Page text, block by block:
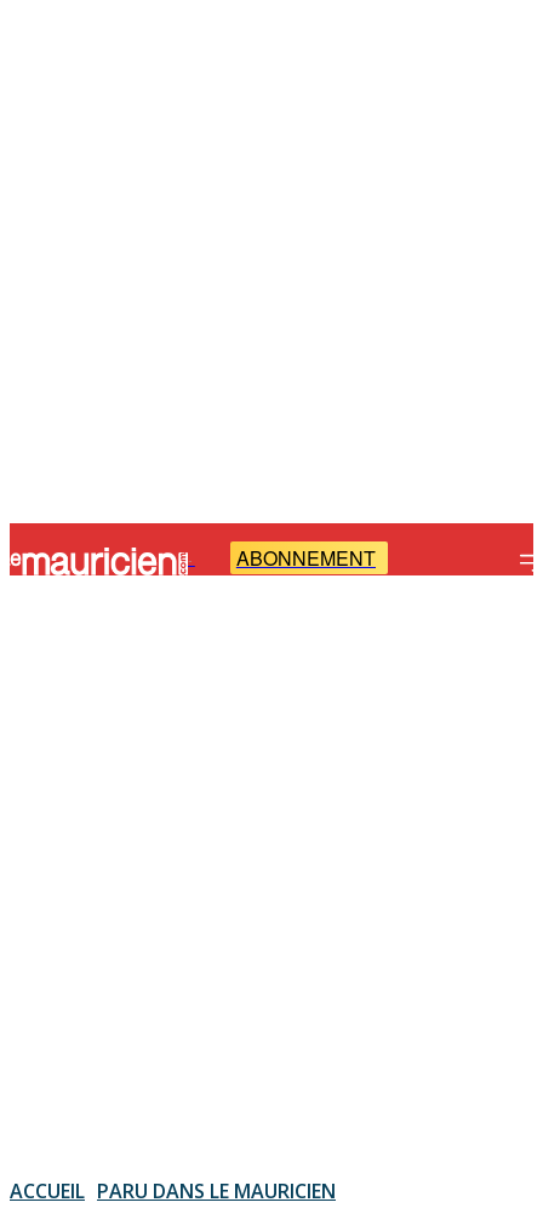
- ABONNEMENT
ACCUEIL PARU DANS LE MAURICIEN